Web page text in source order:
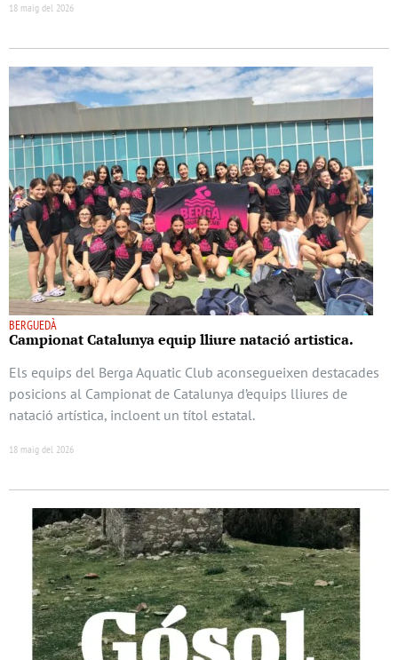
18 maig del 2026
BERGUEDÀ
Campionat Catalunya equip lliure natació artistica.
Els equips del Berga Aquatic Club aconsegueixen destacades
posicions al Campionat de Catalunya d’equips lliures de
natació artística, incloent un títol estatal.
18 maig del 2026